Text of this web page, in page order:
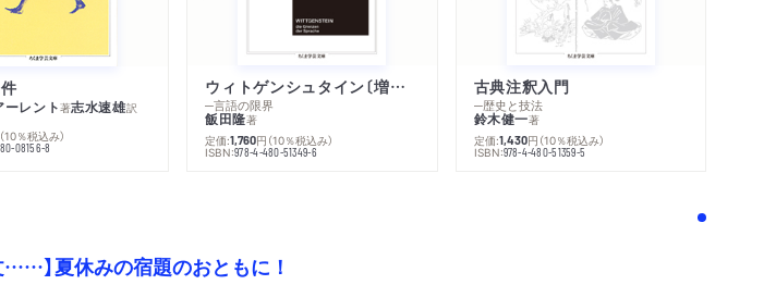
37 言葉ともの――高良留美子
〔手帖8〕 不思議の国へ
［9］ 制度の罠
38 母語と母国語――田中克彦
41 接吻――阿部謹也
42 ホンモノのおカネの作り方――岩井克人
ーレント著志水速雄訳
（10％税込み）
08156-8
ウィトゲンシュタイン〔増補新版〕
─言語の限界
飯田隆著
定価:1,760円 （10％税込み）
ISBN:978-4-480-51349-6
古典注釈入門
─歴史と技法
鈴木健一著
定価:1,430円 （10％税込み）
ISBN:978-4-480-51359-5
……】夏休みの宿題のおともに！